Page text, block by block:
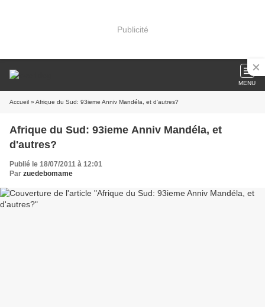
Publicité
MENU
Accueil » Afrique du Sud: 93ieme Anniv Mandéla, et d'autres?
Afrique du Sud: 93ieme Anniv Mandéla, et
d'autres?
Publié le 18/07/2011 à 12:01
Par zuedebomame